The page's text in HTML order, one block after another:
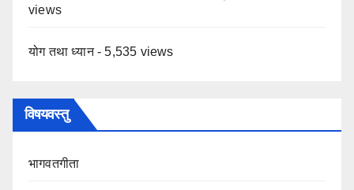
views
योग तथा ध्यान- 5,535 views
विषयवस्तु
भागवतगीता